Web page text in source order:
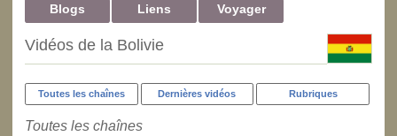
Blogs
Liens Voyager
Vidéos de la Bolivie
Toutes les chaînes Dernières vidéos Rubriques
Toutes les chaînes